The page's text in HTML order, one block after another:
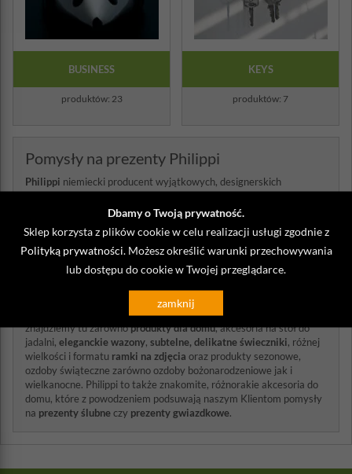
Dbamy o Twoją prywatność.
Sklep korzysta z plików cookie w celu realizacji usługi zgodnie z
Polityką prywatności. Możesz określić warunki przechowywania
lub dostępu do cookie w Twojej przeglądarce.
zamknij
BUSINESS
produktów: 23
KEYS
produktów: 7
Pomysły na prezenty Philippi
Philippi niemiecki producent wyjątkowych, designerskich
produktów, projektowanych w oparciu o pasję i najnowsze trendy w
modzie. Od ponad 20 lat Philippi rozwija swoje biuro projektowe, w
Charakterystyczne i wspólne cechy projektów to wyraźne,
pasjonujące szczegóły, proste organiczne kształty oraz najwyższej
jakości materiały użyte do produkcji.
Akcesoria do kuchni marki Philippi
Oferta podzielona jest na kilka kolekcji o różnych zastosowaniach,
znajdziemy tu zarównoprodukty dla domu, akcesoria na stół do
jadalni, eleganckie wazony, subtelne, delikatne świeczniki, różnej
wielkości i formatu ramki na zdjęcia oraz produkty sezonowe,
ozdoby świąteczne zarówno ozdoby bożonarodzeniowe jak i
wielkanocne. Philippi to także znakomite, różnorakie akcesoria do
domu, które z powodzeniem podsuwają naszym Klientom pomysły
na prezenty ślubneczy prezenty gwiazdkowe.